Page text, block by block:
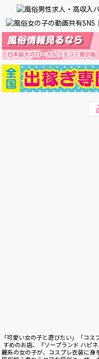
「可愛い女の子と遊びたい」「コ
すめのお店、『ソープランド ハピ
麗系の女の子が、コスプレ衣装に身